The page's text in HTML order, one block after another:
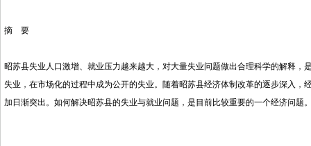
摘 要
昭苏县失业人口激增、就业压力越来越大，对大量失业问题做出合理科学的解释
失业，在市场化的过程中成为公开的失业。随着昭苏县经济体制改革的逐步深入
加日渐突出。如何解决昭苏县的失业与就业问题，是目前比较重要的一个经济问题